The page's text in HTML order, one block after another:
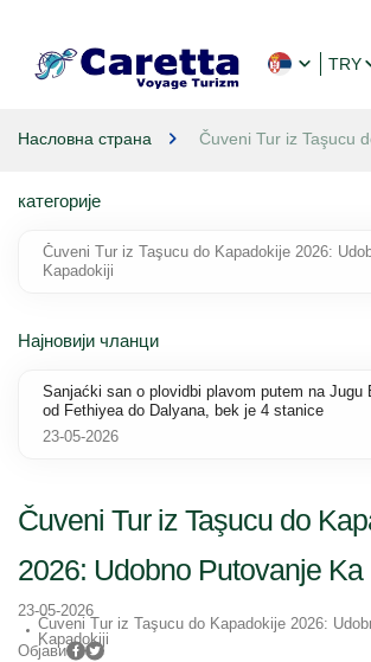
TRY
Насловна страна Čuveni Tur iz Taşucu
Čuveni Tur iz Taşucu do
2026: Udobno Putovanje
23-05-2026
Čuveni Tur iz Taşucu do Kapadokije 2026:
Kapadokiji
Објави
категорије
Čuveni Tur iz Taşucu do Kapadokije 2026:
Kapadokiji
Најновији чланци
Sanjaćki san o plovidbi plavom putem na Jugu
od Fethiyea do Dalyana, bek je 4 stanice
23-05-2026